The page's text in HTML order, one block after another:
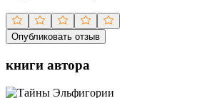
Опубликовать отзыв
книги автора